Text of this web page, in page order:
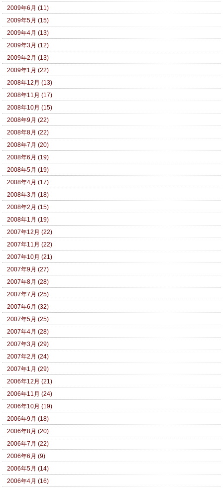
2009年6月 (11)
2009年5月 (15)
2009年4月 (13)
2009年3月 (12)
2009年2月 (13)
2009年1月 (22)
2008年12月 (13)
2008年11月 (17)
2008年10月 (15)
2008年9月 (22)
2008年8月 (22)
2008年7月 (20)
2008年6月 (19)
2008年5月 (19)
2008年4月 (17)
2008年3月 (18)
2008年2月 (15)
2008年1月 (19)
2007年12月 (22)
2007年11月 (22)
2007年10月 (21)
2007年9月 (27)
2007年8月 (28)
2007年7月 (25)
2007年6月 (32)
2007年5月 (25)
2007年4月 (28)
2007年3月 (29)
2007年2月 (24)
2007年1月 (29)
2006年12月 (21)
2006年11月 (24)
2006年10月 (19)
2006年9月 (18)
2006年8月 (20)
2006年7月 (22)
2006年6月 (9)
2006年5月 (14)
2006年4月 (16)